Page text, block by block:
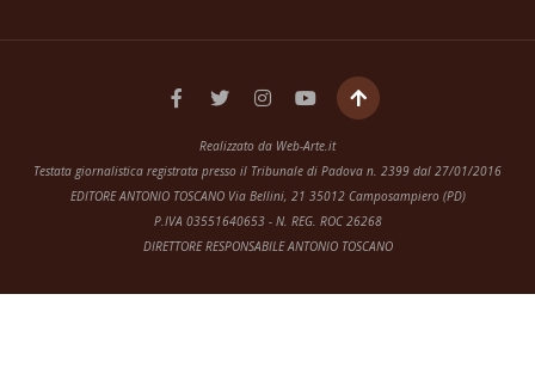
Realizzato da Web-Arte.it
Testata giornalistica registrata presso il Tribunale di Padova n. 2399 dal 27/01/2016
EDITORE ANTONIO TOSCANO Via Bellini, 21 35012 Camposampiero (PD)
P.IVA 03551640653 - N. REG. ROC 26268
DIRETTORE RESPONSABILE ANTONIO TOSCANO